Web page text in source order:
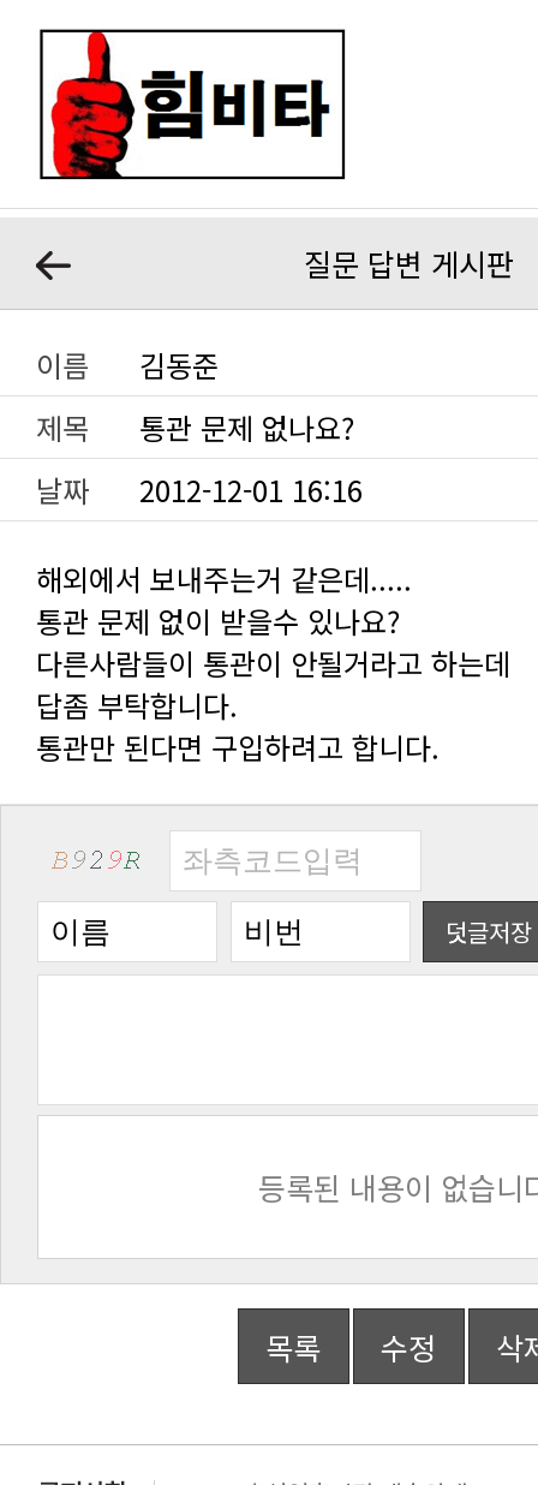
질문 답변 게시판
이름
김동준
제목
통관 문제 없나요?
날짜
2012-12-01 16:16
해외에서 보내주는거 같은데.....
통관 문제 없이 받을수 있나요?
다른사람들이 통관이 안될거라고 하는데
답좀 부탁합니다.
통관만 된다면 구입하려고 합니다.
덧글저장
등록된 내용이 없습니
목록 수정 삭